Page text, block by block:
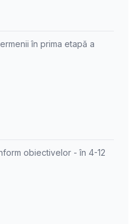
în prima etapă a
obiectivelor - în 4-12